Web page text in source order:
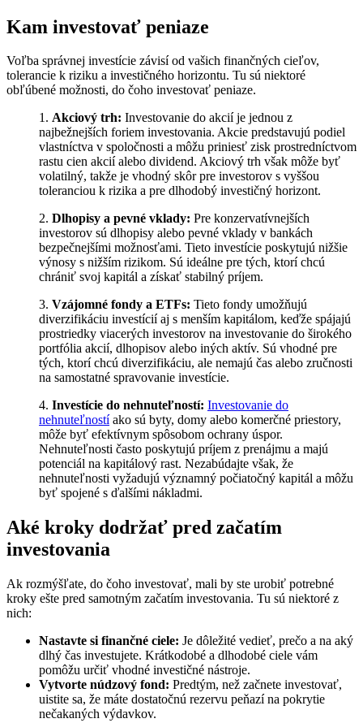
Kam investovať peniaze
Voľba správnej investície závisí od vašich finančných cieľov,
tolerancie k riziku a investičného horizontu. Tu sú niektoré
obľúbené možnosti, do čoho investovať peniaze.
1. Akciový trh: Investovanie do akcií je jednou z
najbežnejších foriem investovania. Akcie predstavujú podiel
vlastníctva v spoločnosti a môžu priniesť zisk prostredníctvom
rastu cien akcií alebo dividend. Akciový trh však môže byť
volatilný, takže je vhodný skôr pre investorov s vyššou
toleranciou k rizika a pre dlhodobý investičný horizont.
2. Dlhopisy a pevné vklady: Pre konzervatívnejších
investorov sú dlhopisy alebo pevné vklady v bankách
bezpečnejšími možnosťami. Tieto investície poskytujú nižšie
výnosy s nižším rizikom. Sú ideálne pre tých, ktorí chcú
chrániť svoj kapitál a získať stabilný príjem.
3. Vzájomné fondy a ETFs: Tieto fondy umožňujú
diverzifikáciu investícií aj s menším kapitálom, keďže spájajú
prostriedky viacerých investorov na investovanie do širokého
portfólia akcií, dlhopisov alebo iných aktív. Sú vhodné pre
tých, ktorí chcú diverzifikáciu, ale nemajú čas alebo zručnosti
na samostatné spravovanie investície.
4. Investície do nehnuteľností: Investovanie do
nehnuteľnostíako sú byty, domy alebo komerčné priestory,
môže byť efektívnym spôsobom ochrany úspor.
Nehnuteľnosti často poskytujú príjem z prenájmu a majú
potenciál na kapitálový rast. Nezabúdajte však, že
nehnuteľnosti vyžadujú významný počiatočný kapitál a môžu
byť spojené s ďalšími nákladmi.
Aké kroky dodržať pred začatím
investovania
Ak rozmýšľate, do čoho investovať, mali by ste urobiť potrebné
kroky ešte pred samotným začatím investovania. Tu sú niektoré z
nich:
Nastavte si finančné ciele: Je dôležité vedieť, prečo a na aký
dlhý čas investujete. Krátkodobé a dlhodobé ciele vám
pomôžu určiť vhodné investičné nástroje.
Vytvorte núdzový fond: Predtým, než začnete investovať,
uistite sa, že máte dostatočnú rezervu peňazí na pokrytie
nečakaných výdavkov.